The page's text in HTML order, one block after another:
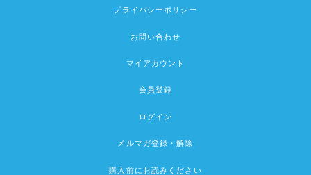
プライバシーポリシー
お問い合わせ
マイアカウント
会員登録
ログイン
メルマガ登録・解除
購入前にお読みください